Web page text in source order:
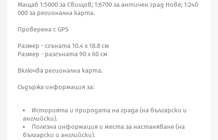
Мащаб 1:5000 за Свищов; 1:6700 за античен град Нове; 1:240
000 за регионална карта.
Проверена с GPS
Размер - сгъната 10.4 х 18.8 см
Размер - разгъната 90 х 60 см
Включва регионална карта.
Съдържа информация за:
Историята и природата на града (на български и
английски).
Полезна информация и места за настаняване (на
български и английски).